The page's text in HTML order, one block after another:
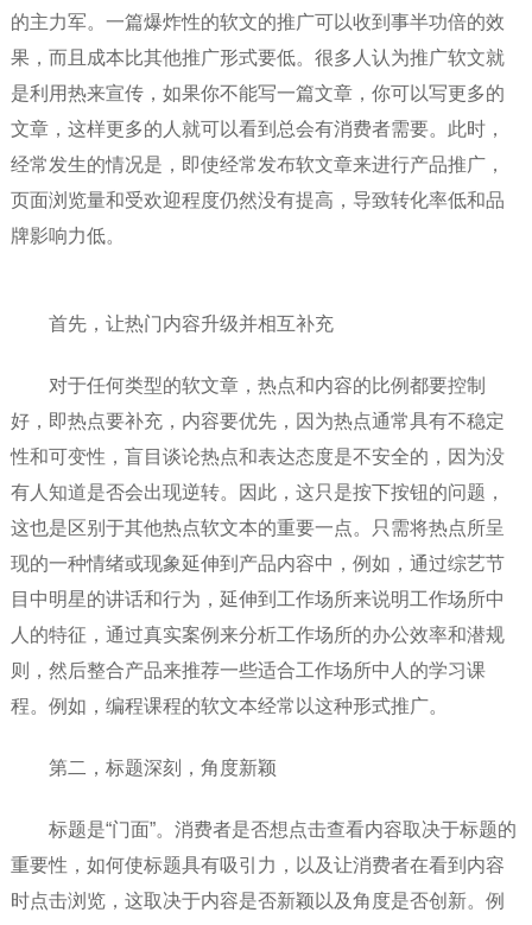
的主力军。一篇爆炸性的软文的推广可以收到事半功倍的效
果，而且成本比其他推广形式要低。很多人认为推广软文就
是利用热来宣传，如果你不能写一篇文章，你可以写更多的
文章，这样更多的人就可以看到总会有消费者需要。此时，
经常发生的情况是，即使经常发布软文章来进行产品推广，
页面浏览量和受欢迎程度仍然没有提高，导致转化率低和品
牌影响力低。
首先，让热门内容升级并相互补充
对于任何类型的软文章，热点和内容的比例都要控制
好，即热点要补充，内容要优先，因为热点通常具有不稳定
性和可变性，盲目谈论热点和表达态度是不安全的，因为没
有人知道是否会出现逆转。因此，这只是按下按钮的问题，
这也是区别于其他热点软文本的重要一点。只需将热点所呈
现的一种情绪或现象延伸到产品内容中，例如，通过综艺节
目中明星的讲话和行为，延伸到工作场所来说明工作场所中
人的特征，通过真实案例来分析工作场所的办公效率和潜规
则，然后整合产品来推荐一些适合工作场所中人的学习课
程。例如，编程课程的软文本经常以这种形式推广。
第二，标题深刻，角度新颖
标题是“门面”。消费者是否想点击查看内容取决于标题的
重要性，如何使标题具有吸引力，以及让消费者在看到内容
时点击浏览，这取决于内容是否新颖以及角度是否创新。例